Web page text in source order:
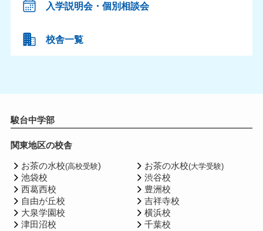
入学説明会・個別相談会
校舎一覧
駿台中学部
関東地区の校舎
お茶の水校(高校受験)
池袋校
西葛西校
自由が丘校
大泉学園校
津田沼校
お茶の水校(大学受験)
渋谷校
豊洲校
吉祥寺校
横浜校
千葉校